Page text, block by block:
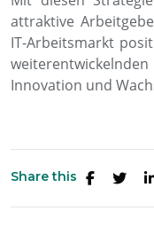
attraktive
IT-Arbeitsmarkt
Innovation und
Share this